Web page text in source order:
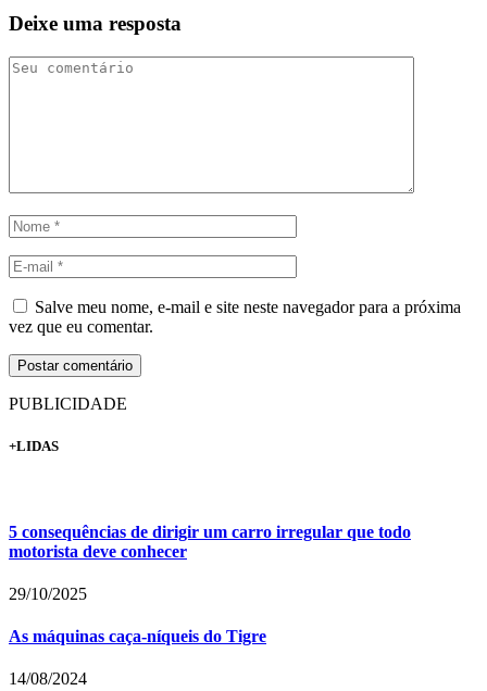
Deixe uma resposta
Salve meu nome, e-mail e site neste navegador para a próxima
vez que eu comentar.
PUBLICIDADE
+LIDAS
5 consequências de dirigir um carro irregular que todo
motorista deve conhecer
29/10/2025
As máquinas caça-níqueis do Tigre
14/08/2024